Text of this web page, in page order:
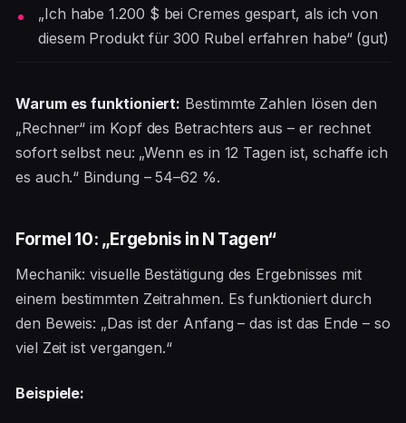
„Ich habe 1.200 $ bei Cremes gespart, als ich von
diesem Produkt für 300 Rubel erfahren habe“ (gut)
Warum es funktioniert: Bestimmte Zahlen lösen den
„Rechner“ im Kopf des Betrachters aus – er rechnet
sofort selbst neu: „Wenn es in 12 Tagen ist, schaffe ich
es auch.“ Bindung – 54–62 %.
Formel 10: „Ergebnis in N Tagen“
Mechanik: visuelle Bestätigung des Ergebnisses mit
einem bestimmten Zeitrahmen. Es funktioniert durch
den Beweis: „Das ist der Anfang – das ist das Ende – so
viel Zeit ist vergangen.“
Beispiele: